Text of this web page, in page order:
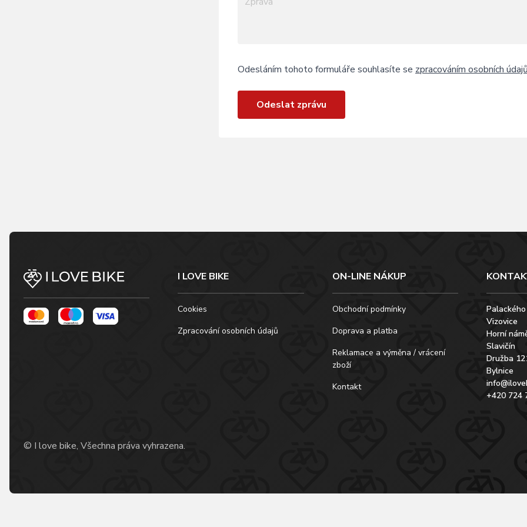
Odesláním tohoto formuláře souhlasíte se zpracováním osobních
Odeslat zprávu
I LOVE BIKE
Cookies
Zpracování osobních údajů
ON-LINE NÁKUP
Obchodní podmínky
Doprava a platba
Reklamace a výměna / vrácení
zboží
Kontakt
Vizovice
Horní
Slavičín
Družba
Bylnice
+420 724
© I love bike, Všechna práva vyhrazena.